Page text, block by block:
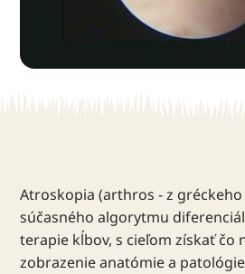
Atroskopia (arthros - z gréckeho
súčasného algorytmu
terapie kĺbov, s cieľom získať čo
zobrazenie anatómie a